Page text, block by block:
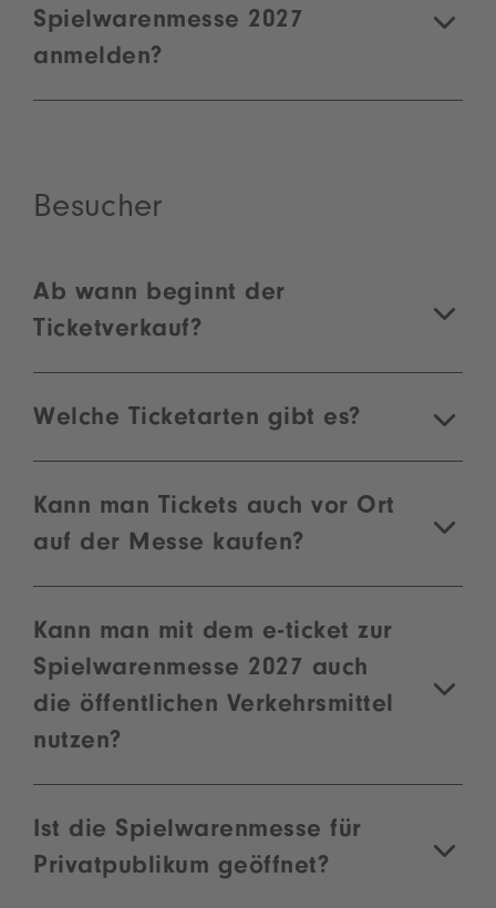
Spielwarenmesse 2027
anmelden?
Besucher
Ab wann beginnt der
Ticketverkauf?
Welche Ticketarten gibt es?
Kann man Tickets auch vor Ort
auf der Messe kaufen?
Kann man mit dem e-ticket zur
Spielwarenmesse 2027 auch
die öffentlichen Verkehrsmittel
nutzen?
Ist die Spielwarenmesse für
Privatpublikum geöffnet?